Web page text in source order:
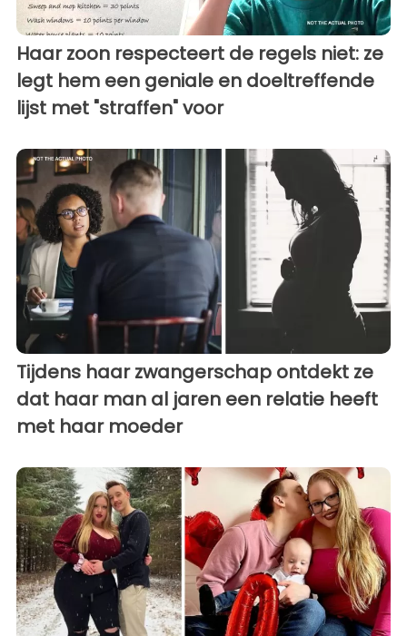
Haar zoon respecteert de regels niet: ze
legt hem een ​​geniale en doeltreffende
lijst met "straffen" voor
Tijdens haar zwangerschap ontdekt ze
dat haar man al jaren een relatie heeft
met haar moeder